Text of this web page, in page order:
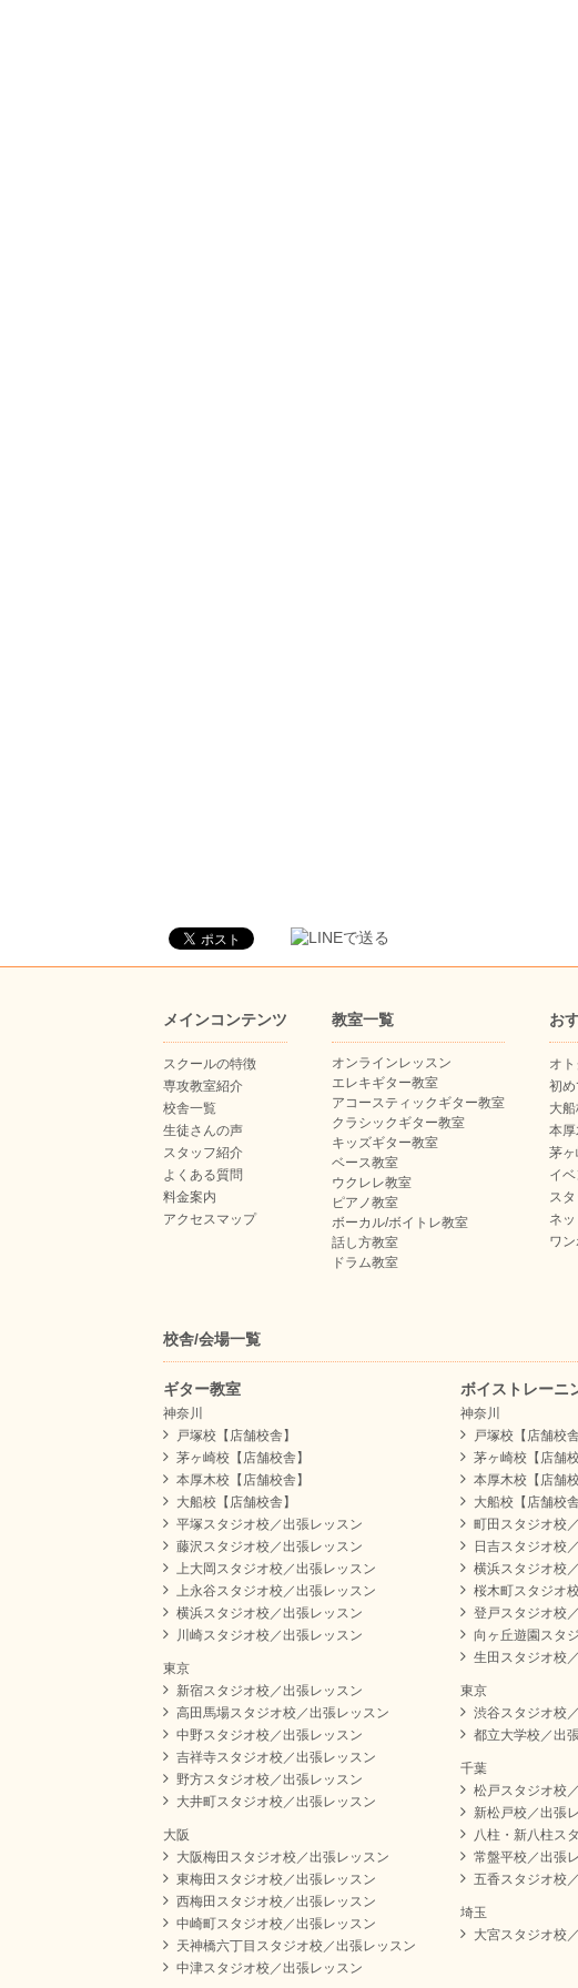
メインコンテンツ
スクールの特徴
専攻教室紹介
校舎一覧
生徒さんの声
スタッフ紹介
よくある質問
料金案内
アクセスマップ
教室一覧
オンラインレッスン
エレキギター教室
アコースティックギター教室
クラシックギター教室
キッズギター教室
ベース教室
ウクレレ教室
ピアノ教室
ボーカル/ボイトレ教室
話し方教室
ドラム教室
お
オ
初
大
本
茅
イ
ス
ネ
ワ
校舎/会場一覧
ギター教室
神奈川
戸塚校【店舗校舎】
茅ヶ崎校【店舗校舎】
本厚木校【店舗校舎】
大船校【店舗校舎】
平塚スタジオ校／出張レッスン
藤沢スタジオ校／出張レッスン
上大岡スタジオ校／出張レッスン
上永谷スタジオ校／出張レッスン
横浜スタジオ校／出張レッスン
川崎スタジオ校／出張レッスン
東京
新宿スタジオ校／出張レッスン
高田馬場スタジオ校／出張レッスン
中野スタジオ校／出張レッスン
吉祥寺スタジオ校／出張レッスン
野方スタジオ校／出張レッスン
大井町スタジオ校／出張レッスン
大阪
大阪梅田スタジオ校／出張レッスン
東梅田スタジオ校／出張レッスン
西梅田スタジオ校／出張レッスン
中崎町スタジオ校／出張レッスン
天神橋六丁目スタジオ校／出張レッスン
中津スタジオ校／出張レッスン
ボイストレーニ
神奈川
戸塚校【店舗校舎
茅ヶ崎校【店舗校
本厚木校【店舗校
大船校【店舗校舎
町田スタジオ校
日吉スタジオ校
横浜スタジオ校
桜木町スタジオ
登戸スタジオ校
向ヶ丘遊園スタ
生田スタジオ校
東京
渋谷スタジオ校
都立大学校／出
千葉
松戸スタジオ校
新松戸校／出張
八柱・新八柱ス
常盤平校／出張
五香スタジオ校
埼玉
大宮スタジオ校